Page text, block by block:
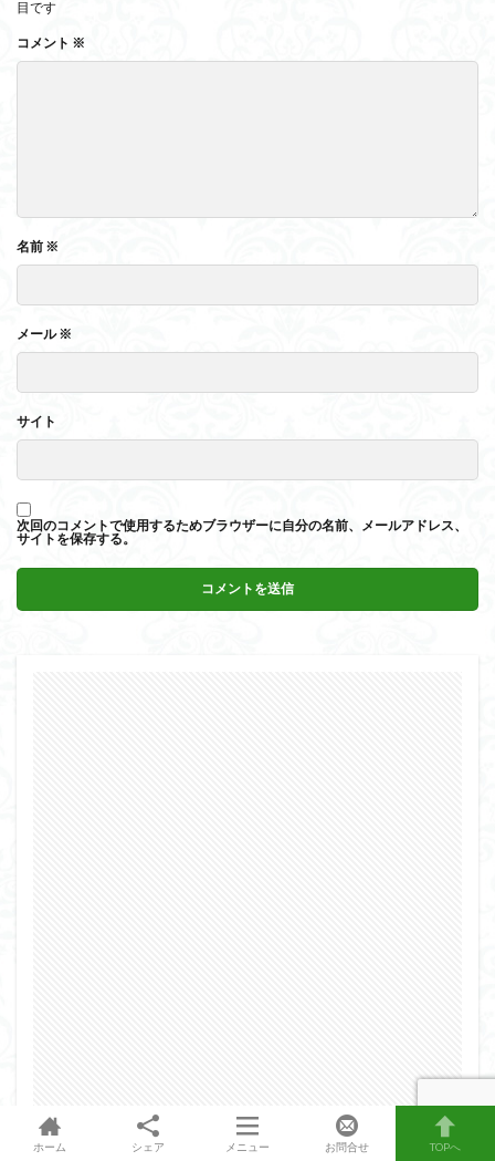
目です
コメント ※
名前 ※
メール※
サイト
次回のコメントで使用するためブラウザーに自分の名前、メールアドレス、
サイトを保存する。
ホーム シェア メニュー お問合せ TOPへ